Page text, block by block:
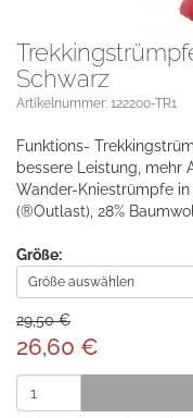
Schwarz
Artikelnummer: 122200-TR1
Funktions-
bessere Leistung, mehr
Wander-Kniestrümpfe
(®Outlast), 28%
Größe:
Größe auswählen
29,50 €
26,60 €